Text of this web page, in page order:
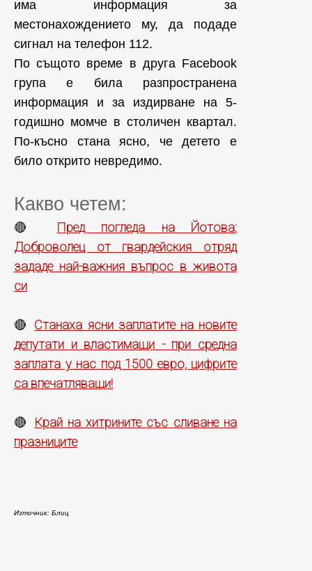
има информация за
местонахождението му, да подаде
сигнал на телефон 112.
По същото време в друга Facebook
група е била разпространена
информация и за издирване на 5-
годишно момче в столичен квартал.
По-късно стана ясно, че детето е
било открито невредимо.
Какво четем:
🔴 Пред погледа на Йотова:
Доброволец от гвардейския отряд
зададе най-важния въпрос в живота
си
🔴 Станаха ясни заплатите на новите
депутати и властимащи - при средна
заплата у нас под 1500 евро, цифрите
са впечатляващи!
🔴 Край на хитрините със сливане на
празниците
Източник: Блиц